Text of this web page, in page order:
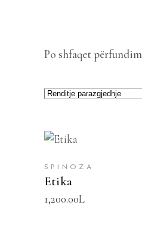
Po shfaqet
SPINOZA
Etika
1,200.00L